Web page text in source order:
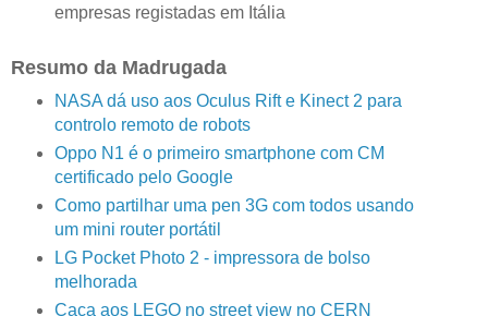
empresas registadas em Itália
Resumo da Madrugada
NASA dá uso aos Oculus Rift e Kinect 2 para
controlo remoto de robots
Oppo N1 é o primeiro smartphone com CM
certificado pelo Google
Como partilhar uma pen 3G com todos usando
um mini router portátil
LG Pocket Photo 2 - impressora de bolso
melhorada
Caça aos LEGO no street view no CERN